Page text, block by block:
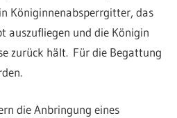
Königinnenabsperrgitter, das
auszufliegen und die Königin
zurück hält. Für die Begattung
die Anbringung eines